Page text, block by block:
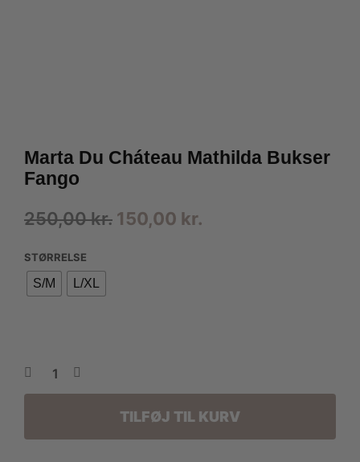
Marta Du Cháteau Mathilda Bukser
Fango
250,00kr. Den
150,00 kr.
STØRRELSE
S/M L/XL
TILFØJ TIL KURV